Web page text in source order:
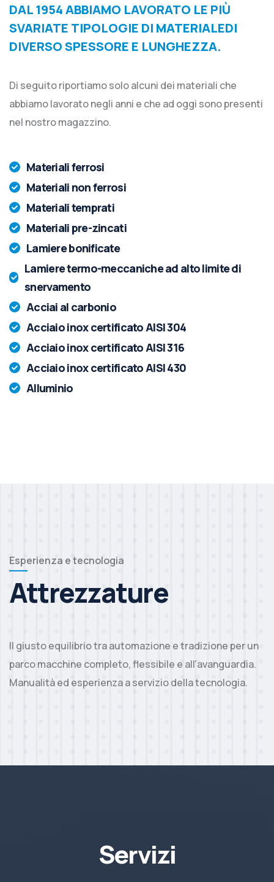
DAL 1954 ABBIAMO LAVORATO LE PIÙ
SVARIATE TIPOLOGIE DI MATERIALEDI
DIVERSO SPESSORE E LUNGHEZZA.
Di seguito riportiamo solo alcuni dei materiali che
abbiamo lavorato negli anni e che ad oggi sono presenti
nel nostro magazzino.
Materiali ferrosi
Materiali non ferrosi
Materiali temprati
Materiali pre-zincati
Lamiere bonificate
Lamiere termo-meccaniche ad alto limite di
snervamento
Acciai al carbonio
Acciaio inox certificato AISI 304
Acciaio inox certificato AISI 316
Acciaio inox certificato AISI 430
Alluminio
Esperienza e tecnologia
Attrezzature
Il giusto equilibrio tra automazione e tradizione per un
parco macchine completo, flessibile e all’avanguardia.
Manualità ed esperienza a servizio della tecnologia.
Servizi